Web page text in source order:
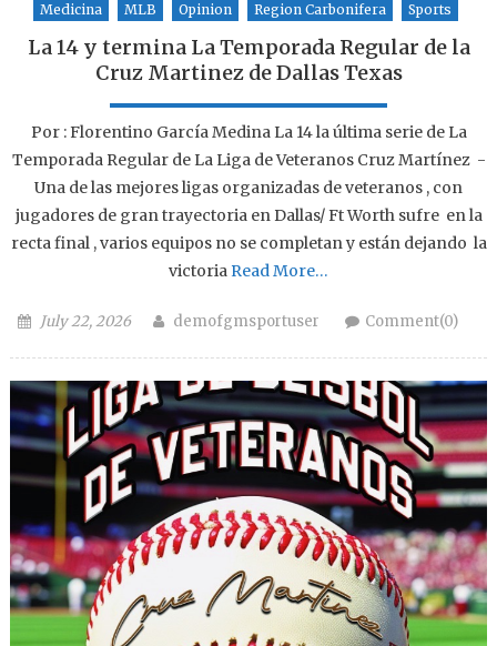
Medicina MLB Opinion Region Carbonifera Sports
La 14 y termina La Temporada Regular de la
Cruz Martinez de Dallas Texas
Por : Florentino García Medina La 14 la última serie de La
Temporada Regular de La Liga de Veteranos Cruz Martínez -
Una de las mejores ligas organizadas de veteranos , con
jugadores de gran trayectoria en Dallas/ Ft Worth sufre en la
recta final , varios equipos no se completan y están dejando la
victoria Read More…
Posted on
July 22, 2026 Author
demofgmsportuser Comment(0)